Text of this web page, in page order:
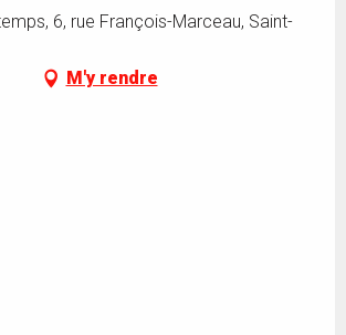
6, rue François-Marceau, Saint-
M'y rendre